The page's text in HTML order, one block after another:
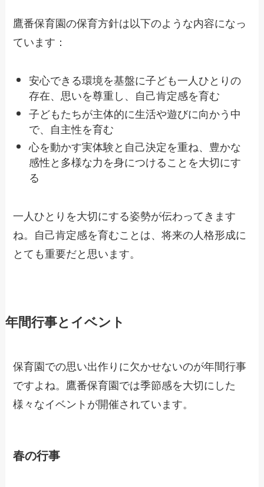
鷹番保育園の保育方針は以下のような内容になっ
ています：
安心できる環境を基盤に子ども一人ひとりの
存在、思いを尊重し、自己肯定感を育む
子どもたちが主体的に生活や遊びに向かう中
で、自主性を育む
心を動かす実体験と自己決定を重ね、豊かな
感性と多様な力を身につけることを大切にす
る
一人ひとりを大切にする姿勢が伝わってきます
ね。自己肯定感を育むことは、将来の人格形成に
とても重要だと思います。
年間行事とイベント
保育園での思い出作りに欠かせないのが年間行事
ですよね。鷹番保育園では季節感を大切にした
様々なイベントが開催されています。
春の行事